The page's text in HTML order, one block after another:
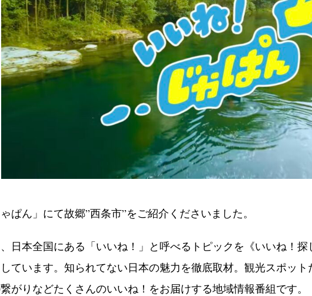
ぱん」にて故郷”西条市”をご紹介くださいました。
日本全国にある「いいね！」と呼べるトピックを《いいね！
ています。知られてない日本の魅力を徹底取材。観光スポッ
がりなどたくさんのいいね！をお届けする地域情報番組です。